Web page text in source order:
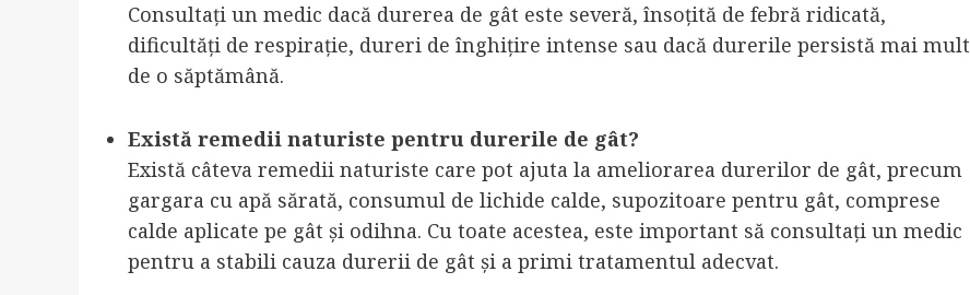
Consultați un medic dacă durerea de gât este severă, însoțită de febră ridicată,
dificultăți de respirație, dureri de înghițire intense sau dacă durerile persistă mai mult
de o săptămână.
Există remedii naturiste pentru durerile de gât?
Există câteva remedii naturiste care pot ajuta la ameliorarea durerilor de gât, precum
gargara cu apă sărată, consumul de lichide calde, supozitoare pentru gât, comprese
calde aplicate pe gât și odihna. Cu toate acestea, este important să consultați un medic
pentru a stabili cauza durerii de gât și a primi tratamentul adecvat.